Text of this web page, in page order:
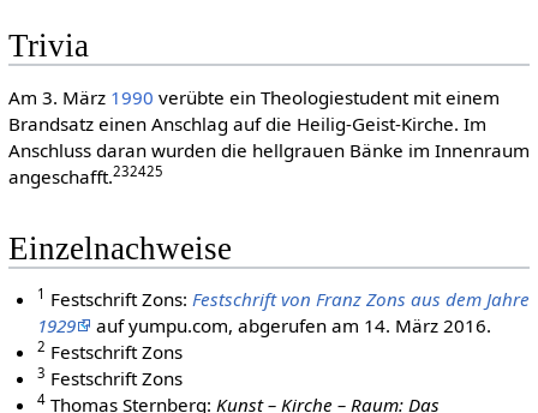
Trivia
Am 3. März 1990 verübte ein Theologiestudent mit einem
Brandsatz einen Anschlag auf die Heilig-Geist-Kirche. Im
Anschluss daran wurden die hellgrauen Bänke im Innenraum
angeschafft.232425
Einzelnachweise
1 Festschrift Zons: Festschrift von Franz Zons aus dem Jahre
1929
auf yumpu.com, abgerufen am 14. März 2016.
2 Festschrift Zons
3 Festschrift Zons
4 Thomas Sternberg: Kunst – Kirche – Raum: Das